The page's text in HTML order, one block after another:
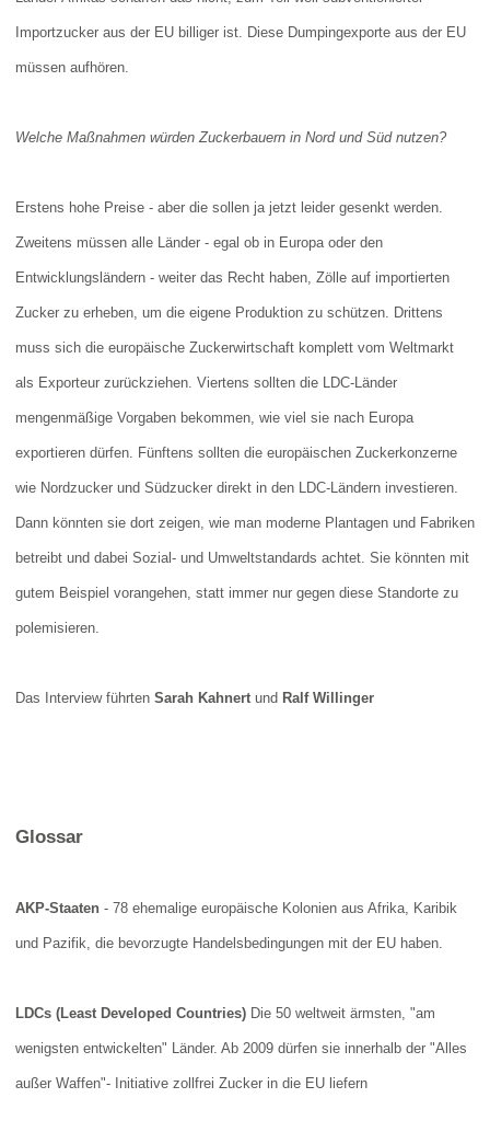
Importzucker aus der EU billiger ist. Diese Dumpingexporte aus der EU
müssen aufhören.
Welche Maßnahmen würden Zuckerbauern in Nord und Süd nutzen?
Erstens hohe Preise - aber die sollen ja jetzt leider gesenkt werden.
Zweitens müssen alle Länder - egal ob in Europa oder den
Entwicklungsländern - weiter das Recht haben, Zölle auf importierten
Zucker zu erheben, um die eigene Produktion zu schützen. Drittens
muss sich die europäische Zuckerwirtschaft komplett vom Weltmarkt
als Exporteur zurückziehen. Viertens sollten die LDC-Länder
mengenmäßige Vorgaben bekommen, wie viel sie nach Europa
exportieren dürfen. Fünftens sollten die europäischen Zuckerkonzerne
wie Nordzucker und Südzucker direkt in den LDC-Ländern investieren.
Dann könnten sie dort zeigen, wie man moderne Plantagen und Fabriken
betreibt und dabei Sozial- und Umweltstandards achtet. Sie könnten mit
gutem Beispiel vorangehen, statt immer nur gegen diese Standorte zu
polemisieren.
Das Interview führten Sarah Kahnert und Ralf Willinger
Glossar
AKP-Staaten - 78 ehemalige europäische Kolonien aus Afrika, Karibik
und Pazifik, die bevorzugte Handelsbedingungen mit der EU haben.
LDCs (Least Developed Countries) Die 50 weltweit ärmsten, "am
wenigsten entwickelten" Länder. Ab 2009 dürfen sie innerhalb der "Alles
außer Waffen"- Initiative zollfrei Zucker in die EU liefern